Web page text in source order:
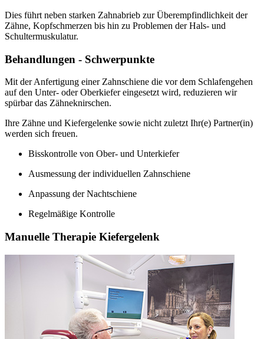
Dies führt neben starken Zahnabrieb zur Überempfindlichkeit der
Zähne, Kopfschmerzen bis hin zu Problemen der Hals- und
Schultermuskulatur.
Behandlungen - Schwerpunkte
Mit der Anfertigung einer Zahnschiene die vor dem Schlafengehen
auf den Unter- oder Oberkiefer eingesetzt wird, reduzieren wir
spürbar das Zähneknirschen.
Ihre Zähne und Kiefergelenke sowie nicht zuletzt Ihr(e) Partner(in)
werden sich freuen.
Bisskontrolle von Ober- und Unterkiefer
Ausmessung der individuellen Zahnschiene
Anpassung der Nachtschiene
Regelmäßige Kontrolle
Manuelle Therapie Kiefergelenk